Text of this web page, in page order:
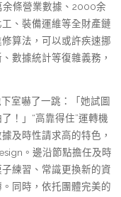
條營業數據、2000余
、裝備運維等全財產鏈
算法，可以或許疾速挪
數據統計等復雜義務，
室嚇了一跳：「她試圖
！」“高靠得住”運轉機
及時性請求高的特色，
。邊沿節點擔任及時
練習、常識更換新的資
同時，依托團體完美的